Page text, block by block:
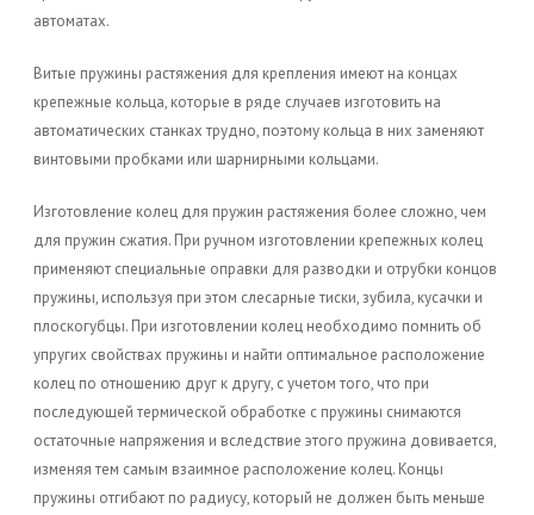
автоматах.
Витые пружины растяжения для крепления имеют на концах
крепежные кольца, которые в ряде случаев изготовить на
автоматических станках трудно, поэтому кольца в них заменяют
винтовыми пробками или шарнирными кольцами.
Изготовление колец для пружин растяжения более сложно, чем
для пружин сжатия. При ручном изготовлении крепежных колец
применяют специальные оправки для разводки и отрубки концов
пружины, используя при этом слесарные тиски, зубила, кусачки и
плоскогубцы. При изготовлении колец необходимо помнить об
упругих свойствах пружины и найти оптимальное расположение
колец по отношению друг к другу, с учетом того, что при
последующей термической обработке с пружины снимаются
остаточные напряжения и вследствие этого пружина довивается,
изменяя тем самым взаимное расположение колец. Концы
пружины отгибают по радиусу, который не должен быть меньше